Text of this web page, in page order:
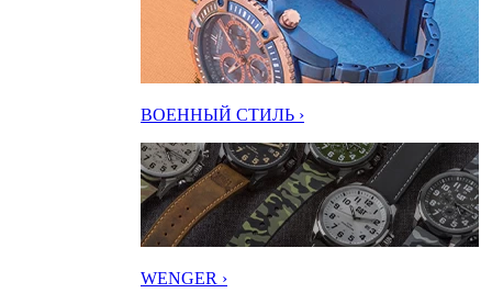
ВОЕННЫЙ СТИЛЬ ›
WENGER ›